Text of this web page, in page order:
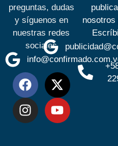
preguntas, dudas
y síguenos en
nuestras redes
sociales
nosotros